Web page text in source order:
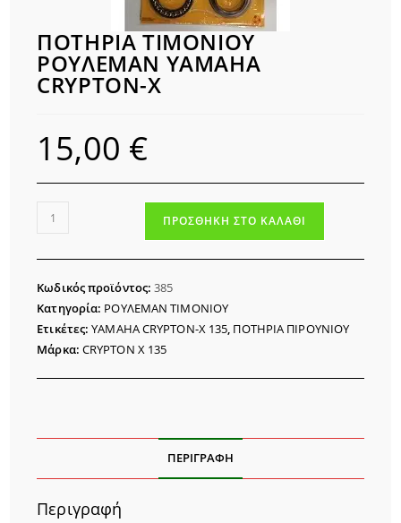
ΠΟΤΗΡΙΑ ΤΙΜΟΝΙΟΥ
ΡΟΥΛΕΜΑΝ YAMAHA
CRYPTON-X
15,00 €
ΠΟΤΗΡΙΑ
ΡΟΥΛΕΜΑΝ
YAMAHA
CRYPTON-
X
ποσότητα
ΠΡΟΣΘΉΚΗ ΣΤΟ ΚΑΛΆΘΙ
Κωδικός προϊόντος:385
Κατηγορία: ΡΟΥΛΕΜΑΝ ΤΙΜΟΝΙΟΥ
Ετικέτες:YAMAHA CRYPTON-X 135, ΠΟΤΗΡΙΑ ΠΙΡΟΥΝΙΟΥ
Μάρκα: CRYPTON X 135
ΠΕΡΙΓΡΑΦΉ
Περιγραφή